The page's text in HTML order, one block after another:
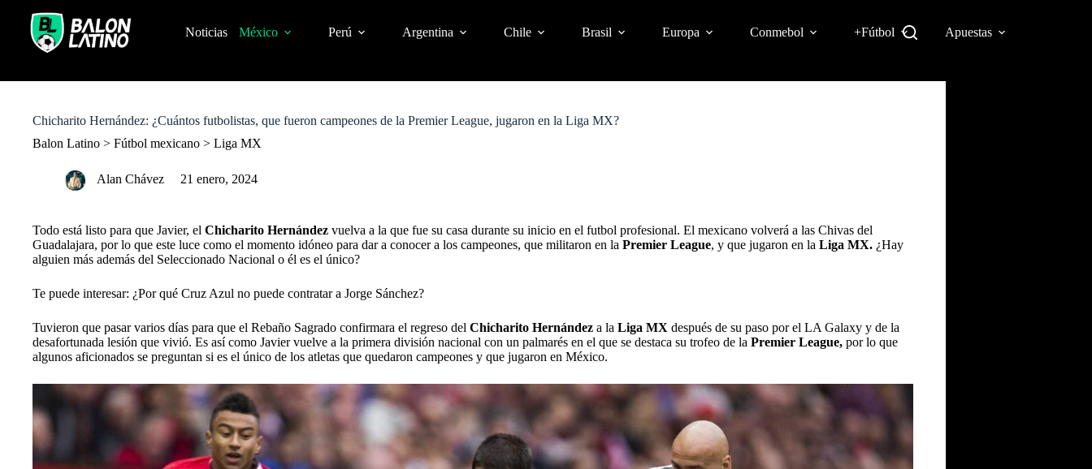
o
Noticias México Perú Argentina Chile Brasil Europa Conmebol +Fútbol Apuestas
Chicharito Hernández: ¿Cuántos futbolistas, que fueron campeones de la Premier League, jugaron en la Liga MX?
Balon Latino > Fútbol mexicano > Liga MX
Alan Chávez 21 enero, 2024
Todo está listo para que Javier, el Chicharito Hernández vuelva a la que fue su casa durante su inicio en el futbol profesional. El mexicano volverá a las Chivas del
Guadalajara, por lo que este luce como el momento idóneo para dar a conocer a los campeones, que militaron en la Premier League, y que jugaron en la Liga MX. ¿Hay
alguien más además del Seleccionado Nacional o él es el único?
Te puede interesar: ¿Por qué Cruz Azul no puede contratar a Jorge Sánchez?
Tuvieron que pasar varios días para que el Rebaño Sagrado confirmara el regreso del Chicharito Hernández a la Liga MX después de su paso por el LA Galaxy y de la
desafortunada lesión que vivió. Es así como Javier vuelve a la primera división nacional con un palmarés en el que se destaca su trofeo de la Premier League, por lo que
algunos aficionados se preguntan si es el único de los atletas que quedaron campeones y que jugaron en México.